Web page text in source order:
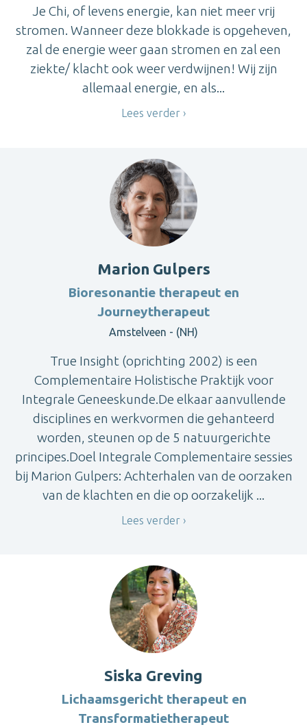
Je Chi, of levens energie, kan niet meer vrij
stromen. Wanneer deze blokkade is opgeheven,
zal de energie weer gaan stromen en zal een
ziekte/ klacht ook weer verdwijnen! Wij zijn
allemaal energie, en als...
Lees verder
Marion Gulpers
Bioresonantie therapeut en
Journeytherapeut
Amstelveen - (NH)
True Insight (oprichting 2002) is een
Complementaire Holistische Praktijk voor
Integrale Geneeskunde.De elkaar aanvullende
disciplines en werkvormen die gehanteerd
worden, steunen op de 5 natuurgerichte
principes.Doel Integrale Complementaire sessies
bij Marion Gulpers: Achterhalen van de oorzaken
van de klachten en die op oorzakelijk ...
Lees verder
Siska Greving
Lichaamsgericht therapeut en
Transformatietherapeut